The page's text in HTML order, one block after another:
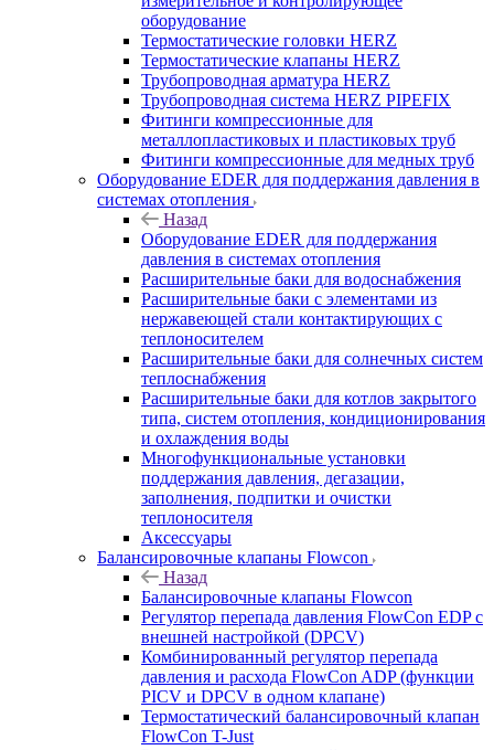
оборудование
Термостатические головки HERZ
Термостатические клапаны HERZ
Трубопроводная арматура HERZ
Трубопроводная система HERZ PIPEFIX
Фитинги компрессионные для
металлопластиковых и пластиковых труб
Фитинги компрессионные для медных труб
Оборудование EDER для поддержания давления в
системах отопления
Назад
Оборудование EDER для поддержания
давления в системах отопления
Расширительные баки для водоснабжения
Расширительные баки с элементами из
нержавеющей стали контактирующих с
теплоносителем
Расширительные баки для солнечных систем
теплоснабжения
Расширительные баки для котлов закрытого
типа, систем отопления, кондиционирования
и охлаждения воды
Многофункциональные установки
поддержания давления, дегазации,
заполнения, подпитки и очистки
теплоносителя
Аксессуары
Балансировочные клапаны Flowcon
Назад
Балансировочные клапаны Flowcon
Регулятор перепада давления FlowСon EDP с
внешней настройкой (DPCV)
Комбинированный регулятор перепада
давления и расхода FlowСon ADP (функции
PICV и DPCV в одном клапане)
Термостатический балансировочный клапан
FlowСon T-Just